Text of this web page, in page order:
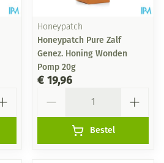
Honeypatch
Honeypatch Pure Zalf
Genez. Honing Wonden
Pomp 20g
€ 19,96
Bestel